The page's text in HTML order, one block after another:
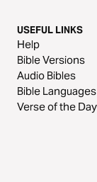
USEFUL LINKS
Help
Bible Versions
Audio Bibles
Bible Languages
Verse of the Day